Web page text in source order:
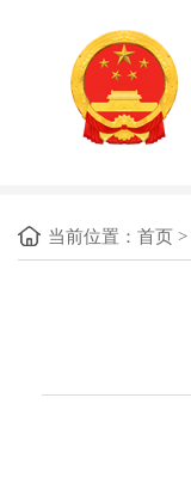
当前位置： 首页 >